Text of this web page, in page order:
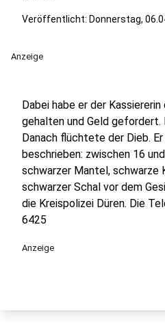
Veröffentlicht: Donnerstag,
Anzeige
Dabei habe er der
gehalten und Geld gefordert.
Danach flüchtete der Dieb.
beschrieben: zwischen 16
schwarzer Mantel, schwarze
schwarzer Schal vor dem
die Kreispolizei Düren. Die
6425
Anzeige